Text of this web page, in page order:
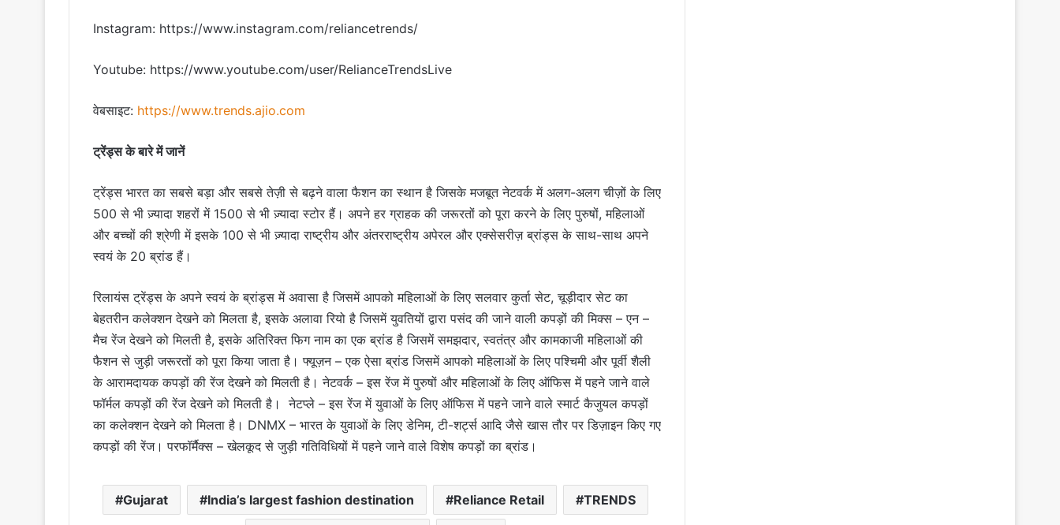
Instagram: https://www.instagram.com/reliancetrends/
Youtube: https://www.youtube.com/user/RelianceTrendsLive
वेबसाइट: https://www.trends.ajio.com
ट्रेंड्स के बारे में जानें
ट्रेंड्स भारत का सबसे बड़ा और सबसे तेज़ी से बढ़ने वाला फैशन का स्थान है जिसके मजबूत नेटवर्क में अलग-अलग चीज़ों के लिए
500 से भी ज़्यादा शहरों में 1500 से भी ज़्यादा स्टोर हैं। अपने हर ग्राहक की जरूरतों को पूरा करने के लिए पुरुषों, महिलाओं
और बच्चों की श्रेणी में इसके 100 से भी ज़्यादा राष्ट्रीय और अंतरराष्ट्रीय अपेरल और एक्सेसरीज़ ब्रांड्स के साथ-साथ अपने
स्वयं के 20 ब्रांड हैं।
रिलायंस ट्रेंड्स के अपने स्वयं के ब्रांड्स में अवासा है जिसमें आपको महिलाओं के लिए सलवार कुर्ता सेट, चूड़ीदार सेट का
बेहतरीन कलेक्शन देखने को मिलता है, इसके अलावा रियो है जिसमें युवतियों द्वारा पसंद की जाने वाली कपड़ों की मिक्स – एन –
मैच रेंज देखने को मिलती है, इसके अतिरिक्त फिग नाम का एक ब्रांड है जिसमें समझदार, स्वतंत्र और कामकाजी महिलाओं की
फैशन से जुड़ी जरूरतों को पूरा किया जाता है। फ्यूज़न – एक ऐसा ब्रांड जिसमें आपको महिलाओं के लिए पश्चिमी और पूर्वी शैली
के आरामदायक कपड़ों की रेंज देखने को मिलती है। नेटवर्क – इस रेंज में पुरुषों और महिलाओं के लिए ऑफिस में पहने जाने वाले
फॉर्मल कपड़ों की रेंज देखने को मिलती है। नेटप्ले – इस रेंज में युवाओं के लिए ऑफिस में पहने जाने वाले स्मार्ट कैजुयल कपड़ों
का कलेक्शन देखने को मिलता है। DNMX – भारत के युवाओं के लिए डेनिम, टी-शर्ट्स आदि जैसे खास तौर पर डिज़ाइन किए गए
कपड़ों की रेंज। परफॉर्मैक्स – खेलकूद से जुड़ी गतिविधियों में पहने जाने वाले विशेष कपड़ों का ब्रांड।
Gujarat India’s largest fashion destination Reliance Retail TRENDS
हॉस्पिटैलिटी जगत के चमकते सितारे सुरेन्द्र सिंह
रावत सहित 14 विभूतियों को मिला ‘माय देहरादून,
माय प्राइड’ सम्मान